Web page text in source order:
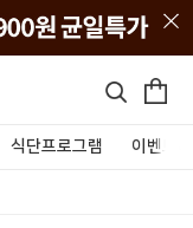
식단프로그램 이벤트&